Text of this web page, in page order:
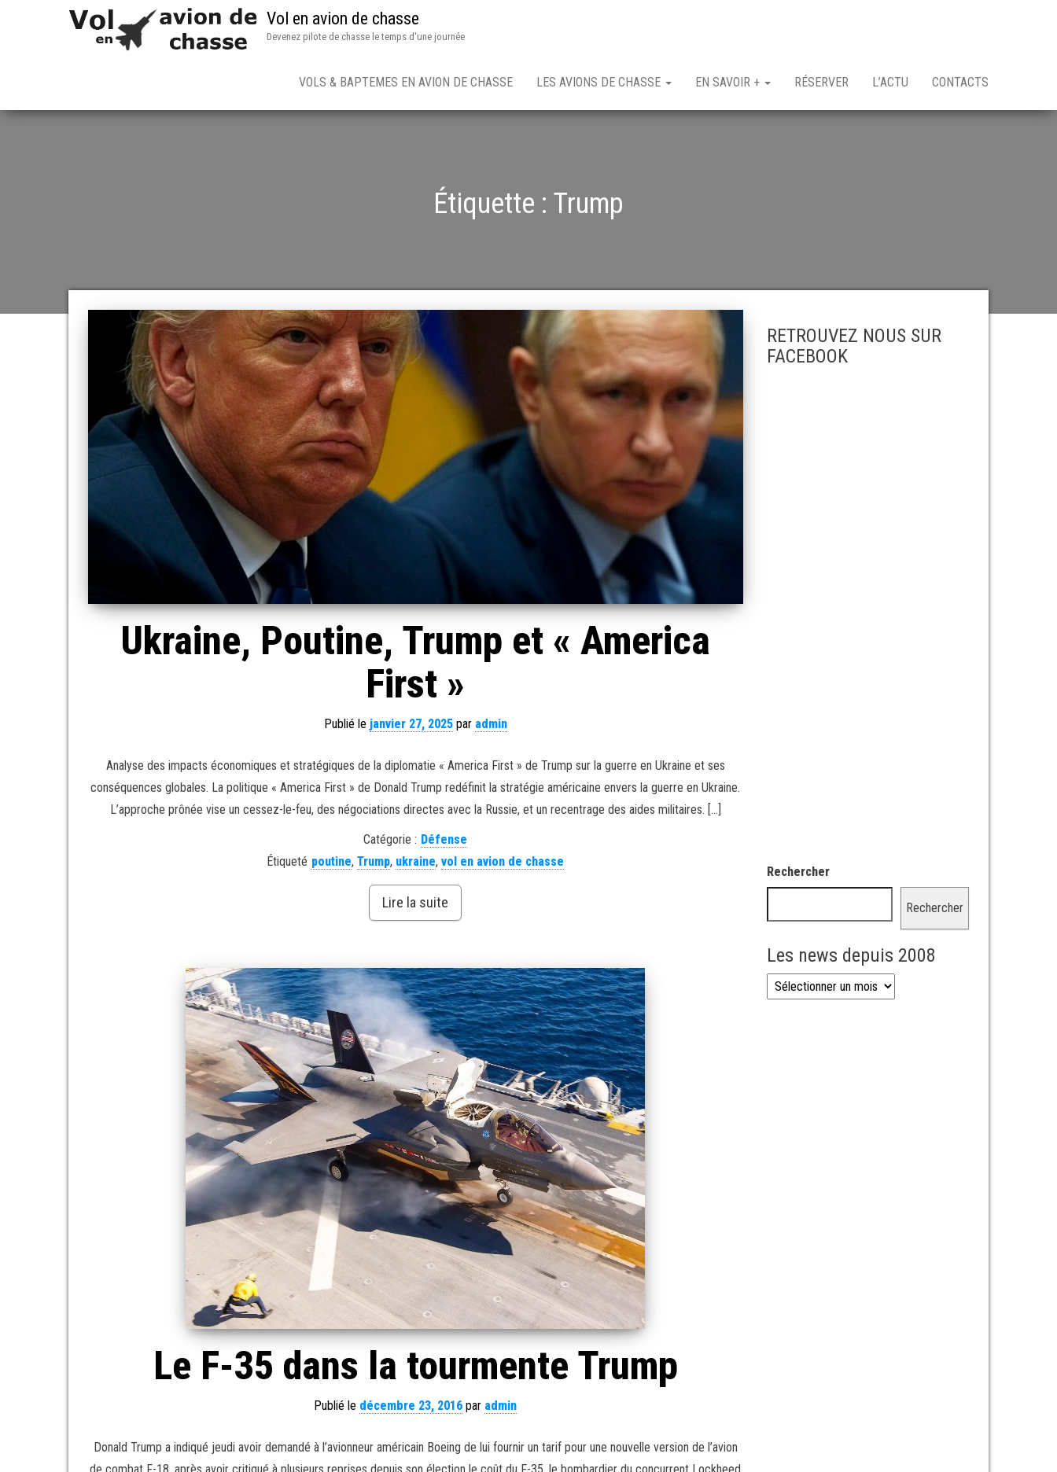
Vol en avion de chasse
Devenez pilote de chasse le temps d'une journée
VOLS & BAPTEMES EN AVION DE CHASSE LES AVIONS DE CHASSE EN SAVOIR + RÉSERVER L’ACTU CONTACTS
Étiquette : Trump
Ukraine, Poutine, Trump et « America
First »
Publié le janvier 27, 2025par admin
Analyse des impacts économiques et stratégiques de la diplomatie « America First » de Trump sur la guerre en Ukraine et ses
conséquences globales. La politique « America First » de Donald Trump redéfinit la stratégie américaine envers la guerre en Ukraine.
L’approche prônée vise un cessez-le-feu, des négociations directes avec la Russie, et un recentrage des aides militaires. […]
Catégorie : Défense
Étiqueté poutine,Trump, ukraine,vol en avion de chasse
Lire la suite
Le F-35 dans la tourmente Trump
Publié le décembre 23, 2016 par admin
Donald Trump a indiqué jeudi avoir demandé à l’avionneur américain Boeing de lui fournir un tarif pour une nouvelle version de l’avion
RETROUVEZ NOUS SUR
FACEBOOK
Rechercher
Rechercher
Les news depuis 2008
Les news depuis 2008